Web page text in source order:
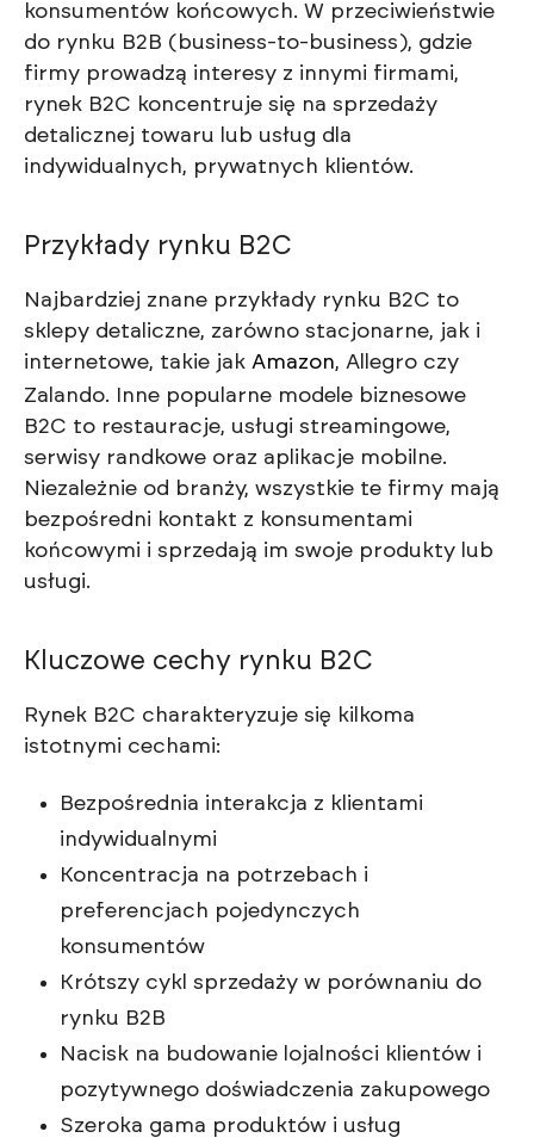
konsumentów końcowych. W przeciwieństwie
do rynku B2B (business-to-business), gdzie
firmy prowadzą interesy z innymi firmami,
rynek B2C koncentruje się na sprzedaży
detalicznej towaru lub usług dla
indywidualnych, prywatnych klientów.
Przykłady rynku B2C
Najbardziej znane przykłady rynku B2C to
sklepy detaliczne, zarówno stacjonarne, jak i
internetowe, takie jak Amazon, Allegro czy
Zalando. Inne popularne modele biznesowe
B2C to restauracje, usługi streamingowe,
serwisy randkowe oraz aplikacje mobilne.
Niezależnie od branży, wszystkie te firmy mają
bezpośredni kontakt z konsumentami
końcowymi i sprzedają im swoje produkty lub
usługi.
Kluczowe cechy rynku B2C
Rynek B2C charakteryzuje się kilkoma
istotnymi cechami:
Bezpośrednia interakcja z klientami
indywidualnymi
Koncentracja na potrzebach i
preferencjach pojedynczych
konsumentów
Krótszy cykl sprzedaży w porównaniu do
rynku B2B
Nacisk na budowanie lojalności klientów i
pozytywnego doświadczenia zakupowego
Szeroka gama produktów i usług